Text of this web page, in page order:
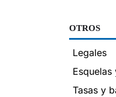
OTROS
Legales
Tasas y